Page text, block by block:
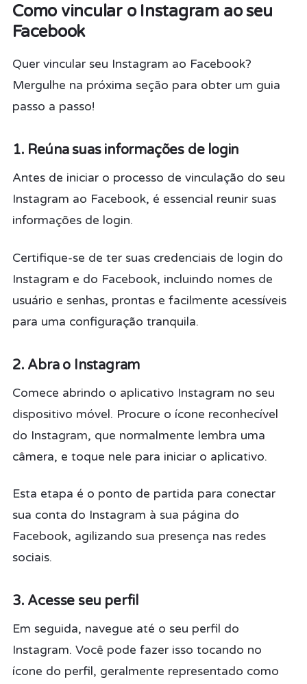
Como vincular o Instagram ao seu
Facebook
Quer vincular seu Instagram ao Facebook?
Mergulhe na próxima seção para obter um guia
passo a passo!
1. Reúna suas informações de login
Antes de iniciar o processo de vinculação do seu
Instagram ao Facebook, é essencial reunir suas
informações de login.
Certifique-se de ter suas credenciais de login do
Instagram e do Facebook, incluindo nomes de
usuário e senhas, prontas e facilmente acessíveis
para uma configuração tranquila.
2. Abra o Instagram
Comece abrindo o aplicativo Instagram no seu
dispositivo móvel. Procure o ícone reconhecível
do Instagram, que normalmente lembra uma
câmera, e toque nele para iniciar o aplicativo.
Esta etapa é o ponto de partida para conectar
sua conta do Instagram à sua página do
Facebook, agilizando sua presença nas redes
sociais.
3. Acesse seu perfil
Em seguida, navegue até o seu perfil do
Instagram. Você pode fazer isso tocando no
ícone do perfil, geralmente representado como